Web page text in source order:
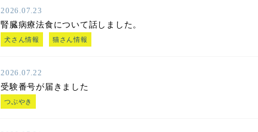
2026.07.23
腎臓病療法食について話しました。
犬さん情報 猫さん情報
2026.07.22
受験番号が届きました
つぶやき